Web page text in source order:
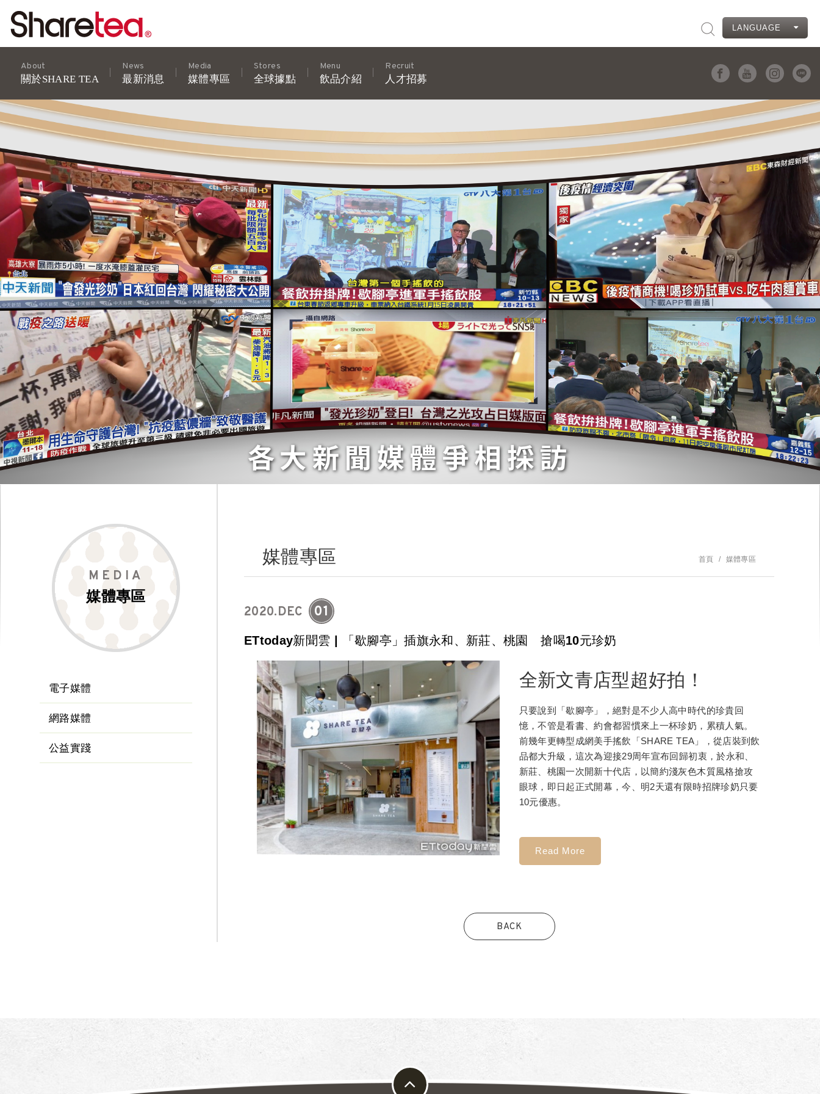
LANGUAGE
About
關於SHARE TEA
News
最新消息
Media
媒體專區
Stores
全球據點
Menu
飲品介紹
Recruit
人才招募
MEDIA
媒體專區
電子媒體
網路媒體
公益實踐
媒體專區 首頁 媒體專區
2020.DEC 01
ETtoday新聞雲 | 「歇腳亭」插旗永和、新莊、桃園 搶喝10元珍奶
全新文青店型超好拍！
只要說到「歇腳亭」，絕對是不少人高中時代的珍貴回
憶，不管是看書、約會都習慣來上一杯珍奶，累積人氣。
前幾年更轉型成網美手搖飲「SHARE TEA」，從店裝到飲
品都大升級，這次為迎接29周年宣布回歸初衷，於永和、
新莊、桃園一次開新十代店，以簡約淺灰色木質風格搶攻
眼球，即日起正式開幕，今、明2天還有限時招牌珍奶只要
10元優惠。
Read More
BACK